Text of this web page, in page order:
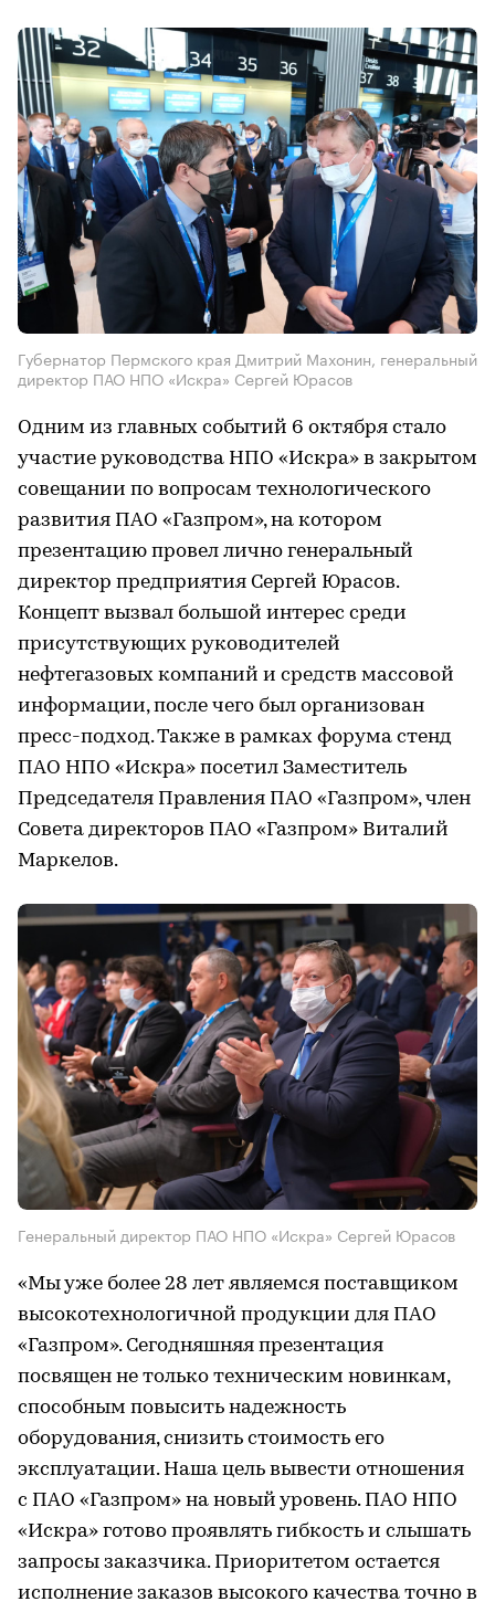
Губернатор Пермского края Дмитрий Махонин, генеральный
директор ПАО НПО «Искра» Сергей Юрасов
Одним из главных событий 6 октября стало
участие руководства НПО «Искра» в закрытом
совещании по вопросам технологического
развития ПАО «Газпром», на котором
презентацию провел лично генеральный
директор предприятия Сергей Юрасов.
Концепт вызвал большой интерес среди
присутствующих руководителей
нефтегазовых компаний и средств массовой
информации, после чего был организован
пресс-подход. Также в рамках форума стенд
ПАО НПО «Искра» посетил Заместитель
Председателя Правления ПАО «Газпром», член
Совета директоров ПАО «Газпром» Виталий
Маркелов.
Генеральный директор ПАО НПО «Искра» Сергей Юрасов
«Мы уже более 28 лет являемся поставщиком
высокотехнологичной продукции для ПАО
«Газпром». Сегодняшняя презентация
посвящен не только техническим новинкам,
способным повысить надежность
оборудования, снизить стоимость его
эксплуатации. Наша цель вывести отношения
с ПАО «Газпром» на новый уровень. ПАО НПО
«Искра» готово проявлять гибкость и слышать
запросы заказчика. Приоритетом остается
исполнение заказов высокого качества точно в